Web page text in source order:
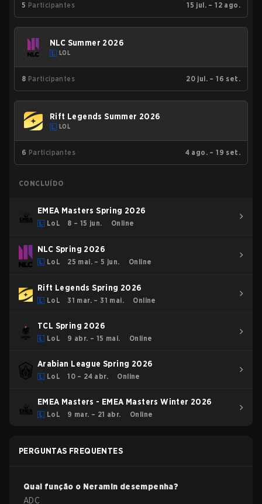
5 Participantes 15 jul. – 12 ago.
NLC Summer 2026
LOL
8 Participantes 20 jul. – 16 set.
Rift Legends Summer 2026
LOL
6 Participantes 4 ago. – 19 set.
CONCLUÍDO
EMEA Masters Spring 2026
LoL 8 – 15 jun. Online
NLC Spring 2026
LoL 25 mai. – 5 jun. Online
Rift Legends Spring 2026
LoL 31 mar. – 31 mai. Online
TCL Spring 2026
LoL 9 abr. – 15 mai. Online
Arabian League Spring 2026
LoL 10 – 24 abr. Online
EMEA Masters - EMEA Masters Winter 2026
LoL 9 mar. – 21 abr. Online
PERGUNTAS FREQUENTES
Qual função o Neramin desempenha?
ADC